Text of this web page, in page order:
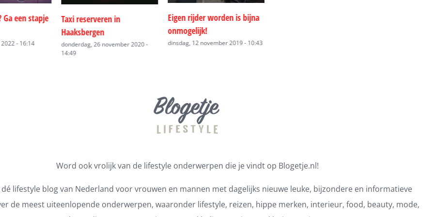
in
2020 -
Eigen rijder worden is bijna
onmogelijk!
dinsdag, 12 november 2019 - 10:43
Groupage transport Spanje
vrijdag, 10 mei 2019 - 15:01
Word ook vrolijk van de lifestyle onderwerpen die je vindt op Blogetje.nl!
dé lifestyle blog van Nederland voor vrouwen en mannen met dagelijks nieuwe leuke, bijzondere en informatieve
de meest uiteenlopende onderwerpen, waaronder lifestyle, reizen, hippe merken, interieur, food, beauty, mode,